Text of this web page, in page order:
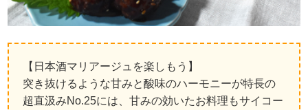
【日本酒マリアージュを楽しもう】
突き抜けるような甘みと酸味のハーモニーが特長の
超直汲みNo.25には、甘みの効いたお料理もサイコー